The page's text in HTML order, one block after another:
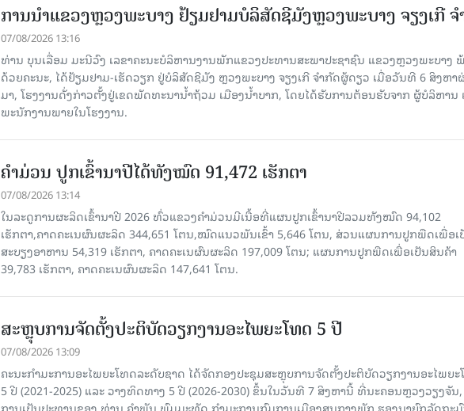
ການນຳແຂວງຫຼວງພະບາງ ຢ້ຽມ​ຢາມບໍ​ລິ​ສັດຊີມັງຫຼວງພະບາງ ຈຽງເກີ ຈໍ
07/08/2026 13:16
ທ່ານ ບຸນເລື່ອມ ມະນີວົງ ເລ​ຂາ​ຄະ​ນະ​ບໍ​ລິ​ຫານ​ງານ​ພັກແຂວງປະທານສະພາປະຊາຊົນ ແຂວງຫຼວງພະບາງ
ດ້ວຍຄະນະ, ໄດ້ຢ້ຽມຢາມ-ເຮັດວຽກ ຢູ່ບໍລິສັດຊີມັງ ຫຼວງພະບາງ ຈຽງເກີ ຈໍາກັດຜູ້ດຽວ ເມື່ອ​ວັນ​ທີ 6 ສິງ​ຫາ​
ມາ, ໂຮງ​ງານ​ດັ່ງ​ກ່າວຕັ້ງຢູ່ເຂດພັດທະນານ້ຳຖ້ວມ ເມືອງນໍ້າບາກ, ໂດຍໄດ້ຮັບການຕ້ອນຮັບຈາກ ຜູ້ບໍລິຫານ
ພະນັກງານພາຍໃນໂຮງງານ.
ຄໍາມ່ວນ ປູກເຂົ້ານາປີໄດ້ທັງໝົດ 91,472 ເຮັກຕາ
07/08/2026 13:14
ໃນລະດູການຜະລິດເຂົ້ານາປີ 2026 ທົ່ວແຂວງຄໍາມ່ວນມີເນື້ອທີ່ແຜນປູກເຂົ້ານາປີລວມທັງໝົດ 94,102
ເຮັກຕາ,ຄາດຄະເນຜົນຜະລິດ 344,651 ໂຕນ,ໝົດແນວພັນເຂົ້າ 5,646 ໂຕນ, ສ່ວນແຜນການປູກພືດເພື່ອເ
ສະບຽງອາຫານ 54,319 ເຮັກຕາ, ຄາດຄະເນຜົນຜະລິດ 197,009 ໂຕນ; ແຜນການປູກພືດເພື່ອເປັນສິນຄ້າ
39,783 ເຮັກຕາ, ຄາດຄະເນຜົນຜະລິດ 147,641 ໂຕນ.
ສະຫຼຸບການຈັດຕັ້ງປະຕິບັດວຽກງານອະໄພຍະໂທດ 5 ປີ
07/08/2026 13:09
ຄະນະກຳມະການອະໄພຍະໂທດລະດັບຊາດ ໄດ້ຈັດກອງປະຊຸມສະຫຼຸບການຈັດຕັ້ງປະຕິບັດວຽກງານອະໄພຍ
5 ປີ (2021-2025) ແລະ ວາງທິດທາງ 5 ປີ (2026-2030) ຂຶ້ນໃນວັນທີ 7 ສິງຫານີ້ ທີ່ນະຄອນຫຼວງວຽງຈັນ